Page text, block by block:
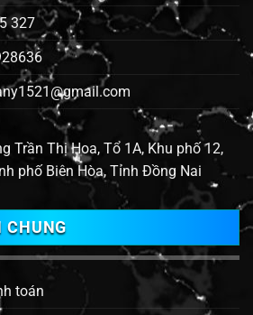
327
Trần Thị Hoa, Tổ 1A, Khu phố 12,
phố Biên Hòa, Tỉnh Đồng Nai
CHUNG
toán